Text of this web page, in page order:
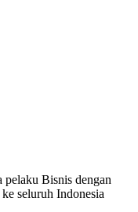
pelaku Bisnis dengan
seluruh Indonesia